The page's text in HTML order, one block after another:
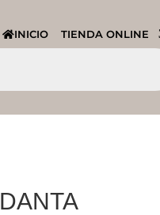
INICIO TIENDA ONLINE